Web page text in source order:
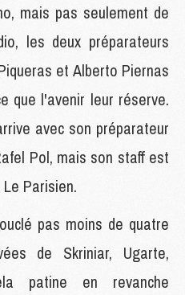
mais pas seulement de
les deux préparateurs
et Alberto Piernas
que l'avenir leur réserve.
avec son préparateur
Pol, mais son staff est
Parisien.
pas moins de quatre
de Skriniar, Ugarte,
patine en revanche